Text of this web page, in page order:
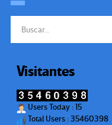
Visitantes
Users Today : 15
Total Users : 35460398